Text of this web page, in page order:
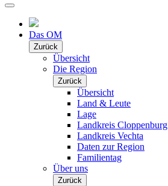
Das OM
Zurück
Übersicht
Die Region
Zurück
Übersicht
Land & Leute
Lage
Landkreis Cloppenburg
Landkreis Vechta
Daten zur Region
Familientag
Über uns
Zurück